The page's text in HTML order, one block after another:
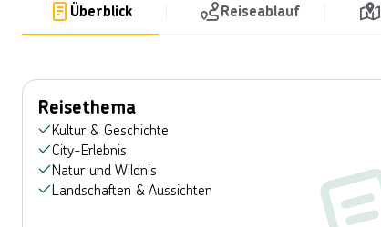
Überblick Reiseablauf
Reisethema
Kultur & Geschichte
City-Erlebnis
Natur und Wildnis
Landschaften & Aussichten